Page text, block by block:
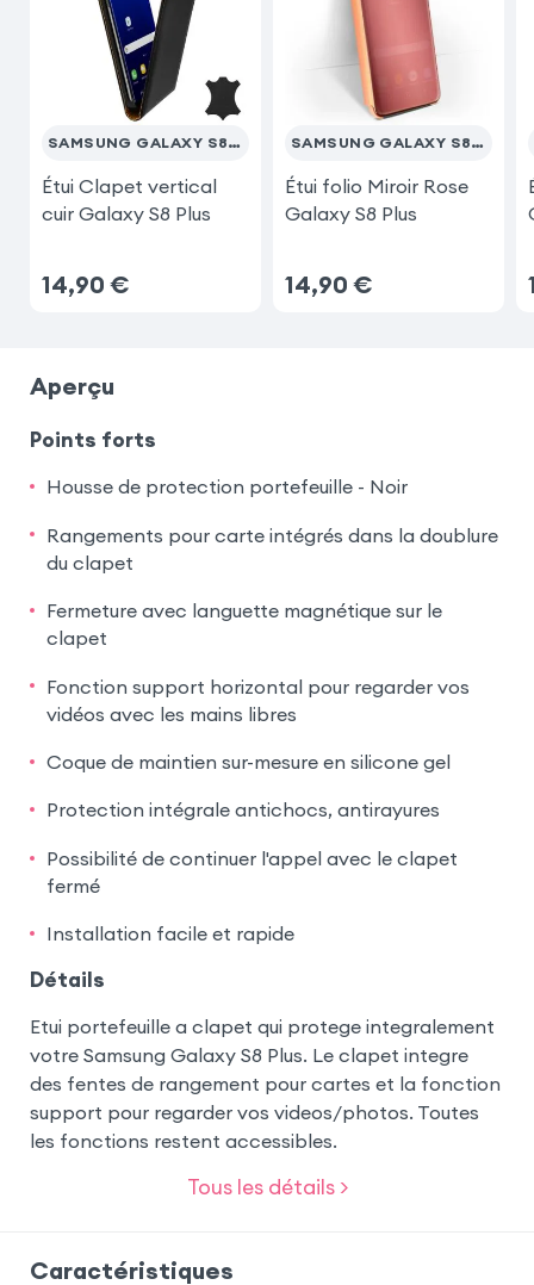
iPhone SE 2022
iPhone SE 2020 Nothing Phone 3a
SAMSUNG GALAXY S8 PLUS
Étui Clapet vertical
cuir Galaxy S8 Plus
14,90 €
SAMSUNG GALAXY S8 PLUS
Étui folio Miroir Rose
Galaxy S8 Plus
14,90 €
Aperçu
Points forts
Housse de protection portefeuille - Noir
Rangements pour carte intégrés dans la doublure
du clapet
Fermeture avec languette magnétique sur le
clapet
Fonction support horizontal pour regarder vos
vidéos avec les mains libres
Coque de maintien sur-mesure en silicone gel
Protection intégrale antichocs, antirayures
Possibilité de continuer l'appel avec le clapet
fermé
Installation facile et rapide
Détails
Etui portefeuille a clapet qui protege integralement
votre Samsung Galaxy S8 Plus. Le clapet integre
des fentes de rangement pour cartes et la fonction
support pour regarder vos videos/photos. Toutes
les fonctions restent accessibles.
Tous les détails >
Caractéristiques